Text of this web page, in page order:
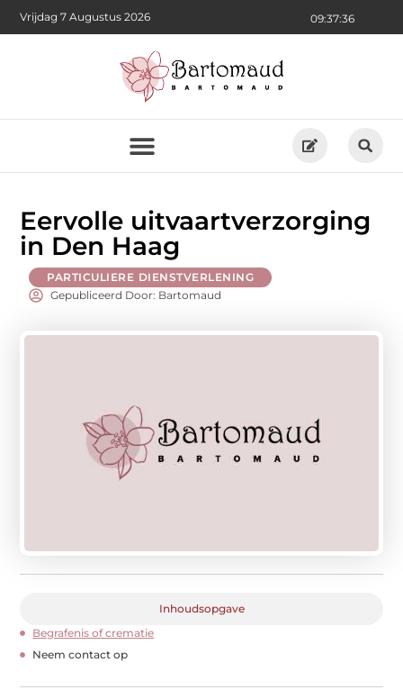
09:37:37
Vrijdag 7 Augustus 2026
Eervolle uitvaartverzorging
in Den Haag
PARTICULIERE DIENSTVERLENING
Gepubliceerd Door: Bartomaud
Inhoudsopgave
Begrafenis of crematie
Neem contact op